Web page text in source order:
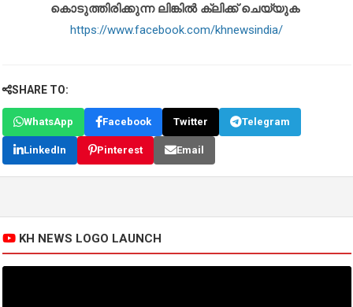
കൊടുത്തിരിക്കുന്ന ലിങ്കിൽ ക്ലിക്ക് ചെയ്യുക
https://www.facebook.com/khnewsindia/
SHARE TO:
WhatsApp Facebook Twitter Telegram
LinkedIn Pinterest Email
KH NEWS LOGO LAUNCH